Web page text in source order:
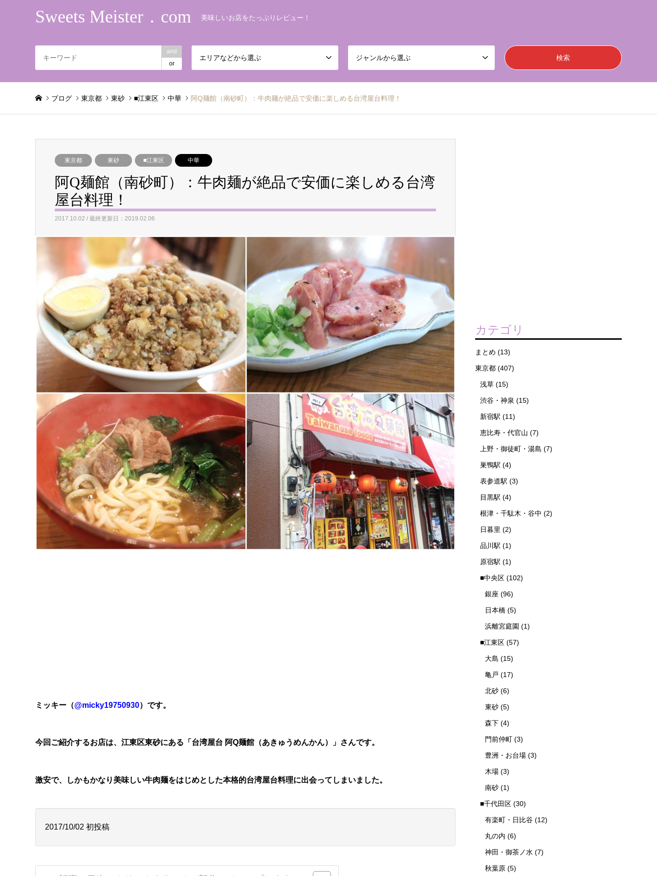
Sweets Meister．com 美味しいお店をたっぷりレビュー！
and
or
エリアなどから選ぶ ジャンルから選ぶ
ブログ 東京都 東砂 ■江東区 中華 阿Q麺館（南砂町）：牛肉麺が絶品で安価に楽しめる台湾屋台料理！
東京都 東砂 ■江東区 中華
阿Q麺館（南砂町）：牛肉麺が絶品で安価に楽しめる台湾
屋台料理！
2017.10.02 / 最終更新日：2019.02.06
ミッキー（@micky19750930）です。
今回ご紹介するお店は、江東区東砂にある「台湾屋台 阿Q麺館（あきゅうめんかん）」さんです。
激安で、しかもかなり美味しい牛肉麺をはじめとした本格的台湾屋台料理に出会ってしまいました。
2017/10/02 初投稿
カテゴリ
まとめ (13)
東京都 (407)
浅草 (15)
渋谷・神泉 (15)
新宿駅 (11)
恵比寿・代官山 (7)
上野・御徒町・湯島 (7)
巣鴨駅 (4)
表参道駅 (3)
目黒駅 (4)
根津・千駄木・谷中 (2)
日暮里 (2)
品川駅 (1)
原宿駅 (1)
■中央区 (102)
銀座 (96)
日本橋 (5)
浜離宮庭園 (1)
■江東区 (57)
大島 (15)
亀戸 (17)
北砂 (6)
東砂 (5)
森下 (4)
門前仲町 (3)
豊洲・お台場 (3)
木場 (3)
南砂 (1)
■千代田区 (30)
有楽町・日比谷 (12)
丸の内 (6)
神田・御茶ノ水 (7)
秋葉原 (5)